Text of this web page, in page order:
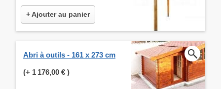
+ Ajouter au panier
Abri à outils - 161 x 273 cm
(+ 1 176,00 € )